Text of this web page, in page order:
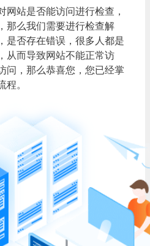
网站是否能访问进行检查，
那么我们需要进行检查解
是否存在错误，很多人都是
从而导致网站不能正常访
问，那么恭喜您，您已经掌
程。